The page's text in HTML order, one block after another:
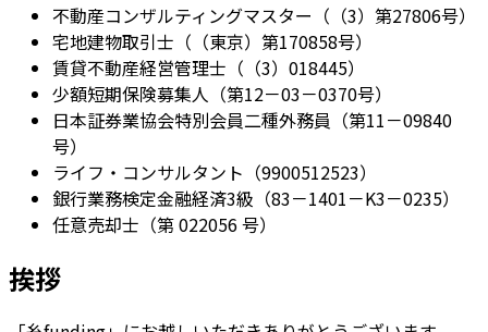
不動産コンザルティングマスター（（3）第27806号）
宅地建物取引士（（東京）第170858号）
賃貸不動産経営管理士（（3）018445）
少額短期保険募集人（第12－03－0370号）
日本証券業協会特別会員二種外務員（第11－09840
号）
ライフ・コンサルタント（9900512523）
銀行業務検定金融経済3級（83－1401－K3－0235）
任意売却士（第 022056 号）
挨拶